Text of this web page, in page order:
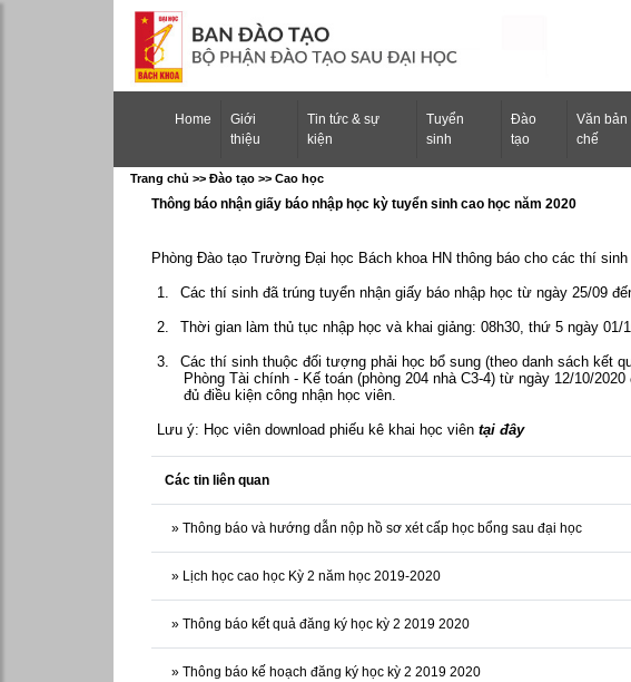
Home (current)
Giới
thiệu
Tin tức & sự
kiện
Tuyển
sinh
Ðào
tạo
Văn bản
chế
Trang chủ >> Ðào tạo >> Cao học
Thông báo nhận giấy báo nhập học kỳ tuyển sinh cao học năm 2020
Phòng Đào tạo Trường Đại học Bách khoa HN thông báo cho các thí
1. Các thí sinh đã trúng tuyển nhận giấy báo nhập học từ ngày 25/09
2. Thời gian làm thủ tục nhập học và khai giảng: 08h30, thứ 5 ngày
3.
Các thí sinh thuộc đối tượng phải học bổ sung (theo danh sách kết
Phòng Tài chính - Kế toán (phòng 204 nhà C3-4) từ ngày 12/10/
đủ điều kiện công nhận học viên.
Lưu ý: Học viên download phiếu kê khai học viên tại đây
Các tin liên quan
» Thông báo và hướng dẫn nộp hồ sơ xét cấp học bổng sau đại học
» Lịch học cao học Kỳ 2 năm học 2019-2020
» Thông báo kết quả đăng ký học kỳ 2 2019 2020
» Thông báo kế hoạch đăng ký học kỳ 2 2019 2020